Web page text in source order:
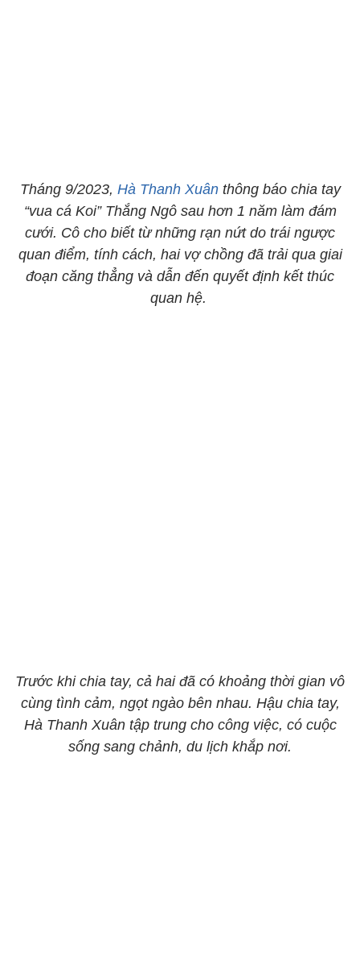
Tháng 9/2023, Hà Thanh Xuânthông báo chia tay
“vua cá Koi” Thắng Ngô sau hơn 1 năm làm đám
cưới. Cô cho biết từ những rạn nứt do trái ngược
quan điểm, tính cách, hai vợ chồng đã trải qua giai
đoạn căng thẳng và dẫn đến quyết định kết thúc
quan hệ.
Trước khi chia tay, cả hai đã có khoảng thời gian vô
cùng tình cảm, ngọt ngào bên nhau. Hậu chia tay,
Hà Thanh Xuân tập trung cho công việc, có cuộc
sống sang chảnh, du lịch khắp nơi.